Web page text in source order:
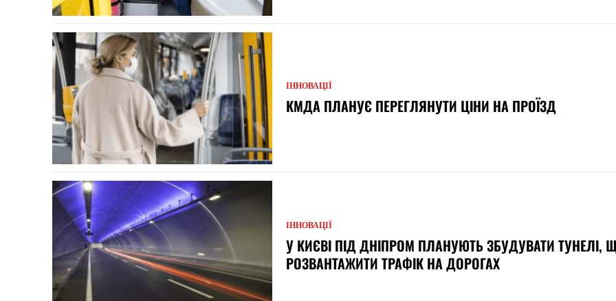
ІННОВАЦІЇ
КМДА ПЛАНУЄ ПЕРЕГЛЯНУТИ ЦІНИ НА ПРОЇЗД
ІННОВАЦІЇ
У КИЄВІ ПІД ДНІПРОМ ПЛАНУЮТЬ ЗБУДУВАТИ ТУНЕЛІ,
РОЗВАНТАЖИТИ ТРАФІК НА ДОРОГАХ